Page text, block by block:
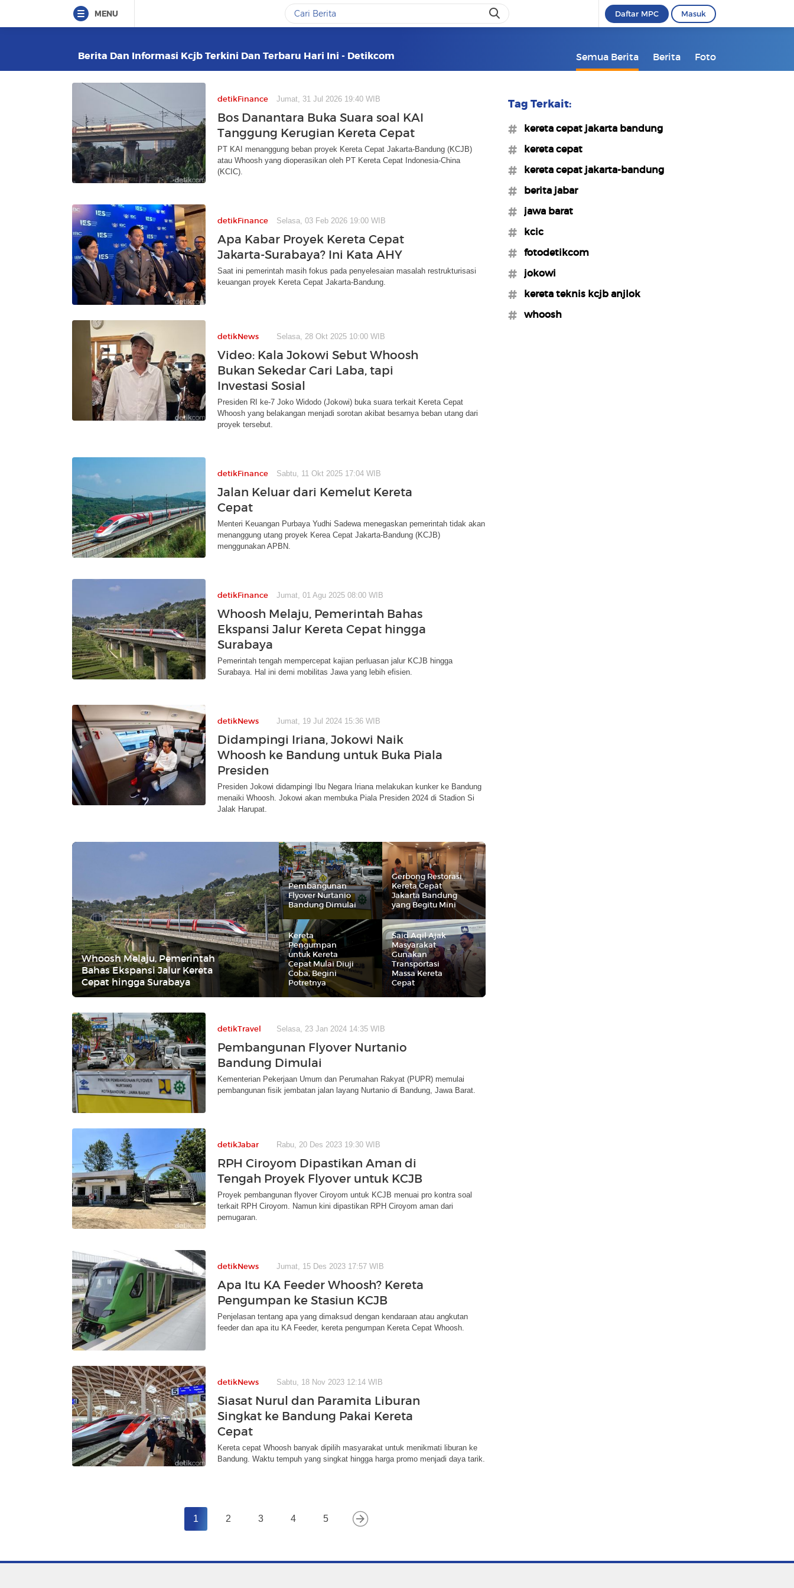
MENU Daftar MPC Masuk
Berita Dan Informasi Kcjb Terkini Dan Terbaru Hari Ini - Detikcom Semua Berita Berita Foto
detikFinance Jumat, 31 Jul 2026 19:40 WIB
Bos Danantara Buka Suara soal KAI
Tanggung Kerugian Kereta Cepat
PT KAI menanggung beban proyek Kereta Cepat Jakarta-Bandung (KCJB)
atau Whoosh yang dioperasikan oleh PT Kereta Cepat Indonesia-China
(KCIC).
detikFinance Selasa, 03 Feb 2026 19:00 WIB
Apa Kabar Proyek Kereta Cepat
Jakarta-Surabaya? Ini Kata AHY
Saat ini pemerintah masih fokus pada penyelesaian masalah restrukturisasi
keuangan proyek Kereta Cepat Jakarta-Bandung.
detikNews Selasa, 28 Okt 2025 10:00 WIB
Video: Kala Jokowi Sebut Whoosh
Bukan Sekedar Cari Laba, tapi
Investasi Sosial
Presiden RI ke-7 Joko Widodo (Jokowi) buka suara terkait Kereta Cepat
Whoosh yang belakangan menjadi sorotan akibat besarnya beban utang dari
proyek tersebut.
detikFinance Sabtu, 11 Okt 2025 17:04 WIB
Jalan Keluar dari Kemelut Kereta
Cepat
Menteri Keuangan Purbaya Yudhi Sadewa menegaskan pemerintah tidak akan
menanggung utang proyek Kerea Cepat Jakarta-Bandung (KCJB)
menggunakan APBN.
detikFinance Jumat, 01 Agu 2025 08:00 WIB
Whoosh Melaju, Pemerintah Bahas
Ekspansi Jalur Kereta Cepat hingga
Surabaya
Pemerintah tengah mempercepat kajian perluasan jalur KCJB hingga
Surabaya. Hal ini demi mobilitas Jawa yang lebih efisien.
detikNews Jumat, 19 Jul 2024 15:36 WIB
Didampingi Iriana, Jokowi Naik
Whoosh ke Bandung untuk Buka Piala
Presiden
Presiden Jokowi didampingi Ibu Negara Iriana melakukan kunker ke Bandung
menaiki Whoosh. Jokowi akan membuka Piala Presiden 2024 di Stadion Si
Jalak Harupat.
Whoosh Melaju, Pemerintah
Bahas Ekspansi Jalur Kereta
Cepat hingga Surabaya
Pembangunan
Flyover Nurtanio
Bandung Dimulai
Gerbong Restorasi
Kereta Cepat
Jakarta Bandung
yang Begitu Mini
Kereta
Pengumpan
untuk Kereta
Cepat Mulai Diuji
Coba, Begini
Potretnya
Said Aqil Ajak
Masyarakat
Gunakan
Transportasi
Massa Kereta
Cepat
detikTravel Selasa, 23 Jan 2024 14:35 WIB
Pembangunan Flyover Nurtanio
Bandung Dimulai
Kementerian Pekerjaan Umum dan Perumahan Rakyat (PUPR) memulai
pembangunan fisik jembatan jalan layang Nurtanio di Bandung, Jawa Barat.
detikJabar Rabu, 20 Des 2023 19:30 WIB
RPH Ciroyom Dipastikan Aman di
Tengah Proyek Flyover untuk KCJB
Proyek pembangunan flyover Ciroyom untuk KCJB menuai pro kontra soal
terkait RPH Ciroyom. Namun kini dipastikan RPH Ciroyom aman dari
pemugaran.
detikNews Jumat, 15 Des 2023 17:57 WIB
Apa Itu KA Feeder Whoosh? Kereta
Pengumpan ke Stasiun KCJB
Penjelasan tentang apa yang dimaksud dengan kendaraan atau angkutan
feeder dan apa itu KA Feeder, kereta pengumpan Kereta Cepat Whoosh.
detikNews Sabtu, 18 Nov 2023 12:14 WIB
Siasat Nurul dan Paramita Liburan
Singkat ke Bandung Pakai Kereta
Cepat
Kereta cepat Whoosh banyak dipilih masyarakat untuk menikmati liburan ke
Bandung. Waktu tempuh yang singkat hingga harga promo menjadi daya tarik.
1 2 3 4 5
Tag Terkait:
#kereta cepat jakarta bandung
#kereta cepat
#kereta cepat jakarta-bandung
#berita jabar
#jawa barat
#kcic
#fotodetikcom
#jokowi
#kereta teknis kcjb anjlok
#whoosh